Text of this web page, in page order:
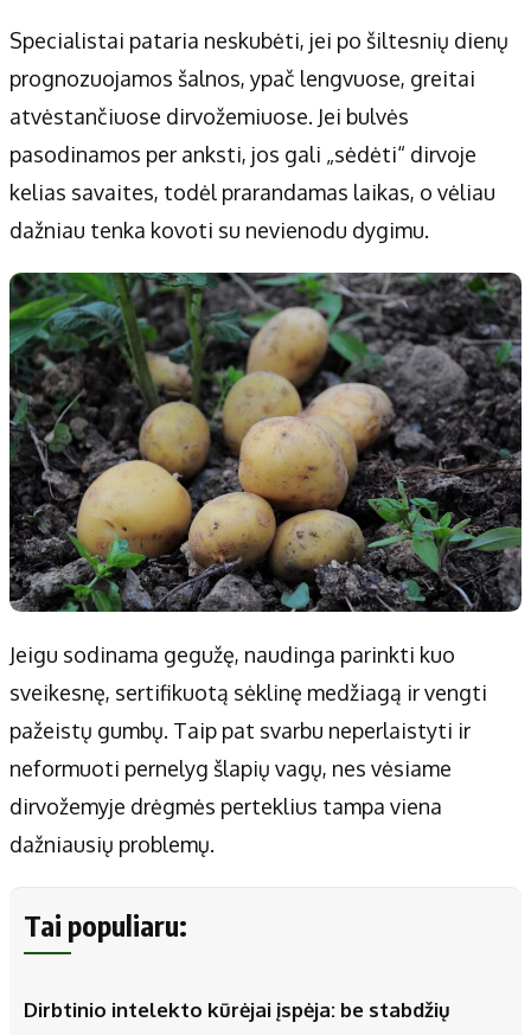
Specialistai pataria neskubėti, jei po šiltesnių dienų
prognozuojamos šalnos, ypač lengvuose, greitai
atvėstančiuose dirvožemiuose. Jei bulvės
pasodinamos per anksti, jos gali „sėdėti“ dirvoje
kelias savaites, todėl prarandamas laikas, o vėliau
dažniau tenka kovoti su nevienodu dygimu.
Jeigu sodinama gegužę, naudinga parinkti kuo
sveikesnę, sertifikuotą sėklinę medžiagą ir vengti
pažeistų gumbų. Taip pat svarbu neperlaistyti ir
neformuoti pernelyg šlapių vagų, nes vėsiame
dirvožemyje drėgmės perteklius tampa viena
dažniausių problemų.
Tai populiaru:
Dirbtinio intelekto kūrėjai įspėja: be stabdžių